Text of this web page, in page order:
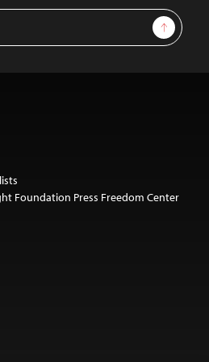
Sign Up
Foundation Press Freedom Center